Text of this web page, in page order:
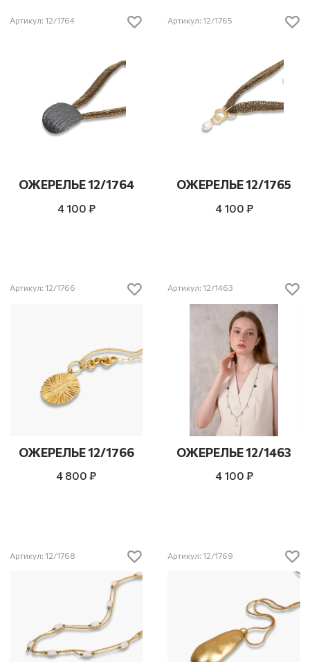
Артикул: 12/1764
ОЖЕРЕЛЬЕ 12/1764
4 100 ₽
Артикул: 12/1765
ОЖЕРЕЛЬЕ 12/1765
4 100 ₽
Артикул: 12/1766
ОЖЕРЕЛЬЕ 12/1766
4 800 ₽
Артикул: 12/1463
ОЖЕРЕЛЬЕ 12/1463
4 100 ₽
Артикул: 12/1768 Артикул: 12/1769